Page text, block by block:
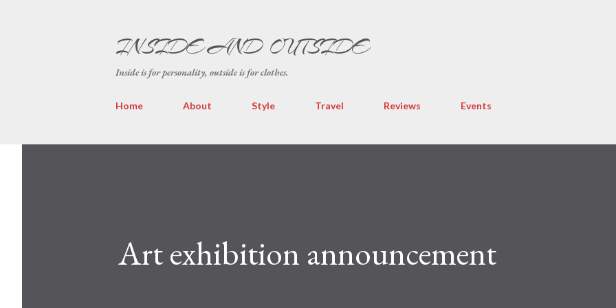
INSIDE AND OUTSIDE
Inside is for personality, outside is for clothes.
Home About Style Travel Reviews Events
Art exhibition announcement